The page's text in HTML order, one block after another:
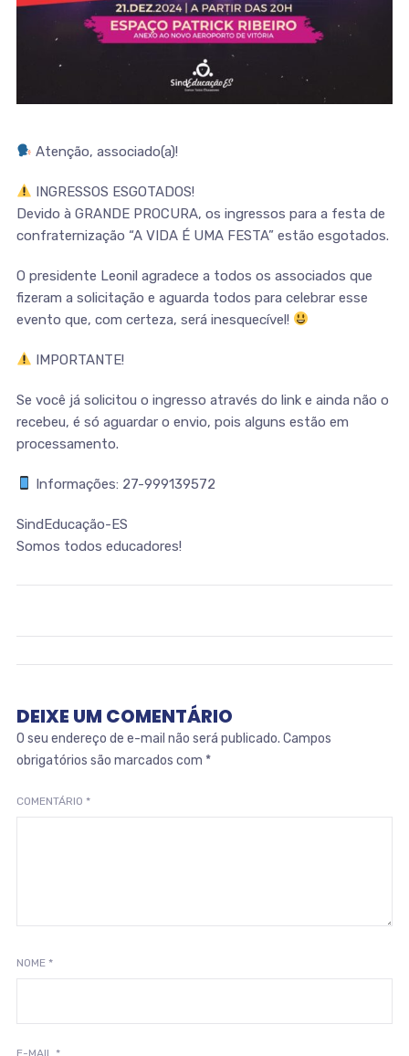
Atenção, associado(a)!
INGRESSOS ESGOTADOS!
Devido à GRANDE PROCURA, os ingressos para a festa de
confraternização “A VIDA É UMA FESTA” estão esgotados.
O presidente Leonil agradece a todos os associados que
fizeram a solicitação e aguarda todos para celebrar esse
evento que, com certeza, será inesquecível!
IMPORTANTE!
Se você já solicitou o ingresso através do link e ainda não o
recebeu, é só aguardar o envio, pois alguns estão em
processamento.
Informações: 27-999139572
SindEducação-ES
Somos todos educadores!
DEIXE UM COMENTÁRIO
O seu endereço de e-mail não será publicado. Campos
obrigatórios são marcados com *
COMENTÁRIO *
NOME *
E-MAIL *